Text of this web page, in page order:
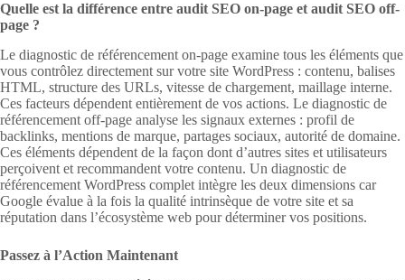
Quelle est la différence entre audit SEO on-page et audit SEO off-
page ?
Le diagnostic de référencement on-page examine tous les éléments que
vous contrôlez directement sur votre site WordPress : contenu, balises
HTML, structure des URLs, vitesse de chargement, maillage interne.
Ces facteurs dépendent entièrement de vos actions. Le diagnostic de
référencement off-page analyse les signaux externes : profil de
backlinks, mentions de marque, partages sociaux, autorité de domaine.
Ces éléments dépendent de la façon dont d’autres sites et utilisateurs
perçoivent et recommandent votre contenu. Un diagnostic de
référencement WordPress complet intègre les deux dimensions car
Google évalue à la fois la qualité intrinsèque de votre site et sa
réputation dans l’écosystème web pour déterminer vos positions.
Passez à l’Action Maintenant